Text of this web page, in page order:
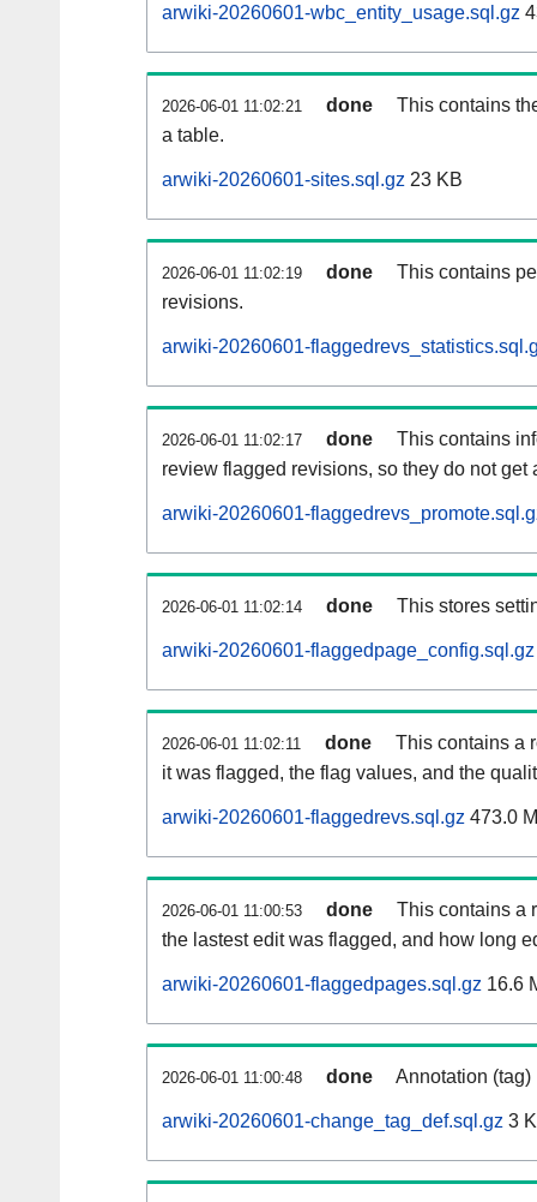
arwiki-20260601-wbc_entity_usage.sql.gz
2026-06-01 11:02:21 done
This contains
a table.
arwiki-20260601-sites.sql.gz 23 KB
2026-06-01 11:02:19 done
This contains
revisions.
arwiki-20260601-
2026-06-01 11:02:17 done
This contains
review flagged revisions, so they do not get
arwiki-20260601-
2026-06-01 11:02:14 done This stores
arwiki-20260601-flaggedpage_config.sql.gz
2026-06-01 11:02:11 done
This contains a
it was flagged, the flag values, and the
arwiki-20260601-flaggedrevs.sql.gz 473.0
2026-06-01 11:00:53 done
This contains a
the lastest edit was flagged, and how long
arwiki-20260601-flaggedpages.sql.gz 16.6
2026-06-01 11:00:48 done Annotation
arwiki-20260601-change_tag_def.sql.gz 3